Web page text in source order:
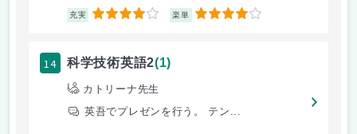
充実 4 楽単 4
14 科学技術英語2(1)
カトリーナ先生
英吾でプレゼンを行う。 テン...